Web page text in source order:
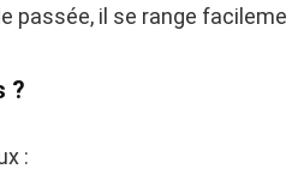
passée, il se range
?
: